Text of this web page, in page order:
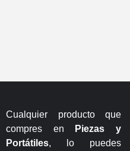
Cualquier producto que
compres en
Piezas y
Portátiles, lo puedes